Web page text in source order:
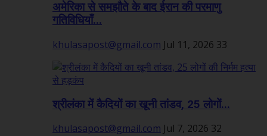
अमेरिका से समझौते के बाद ईरान की परमाणु
गतिविधियाँ...
khulasapost@gmail.com Jul 11, 2026 33
श्रीलंका में कैदियों का खूनी तांडव, 25 लोगों...
khulasapost@gmail.com Jul 7, 2026 32